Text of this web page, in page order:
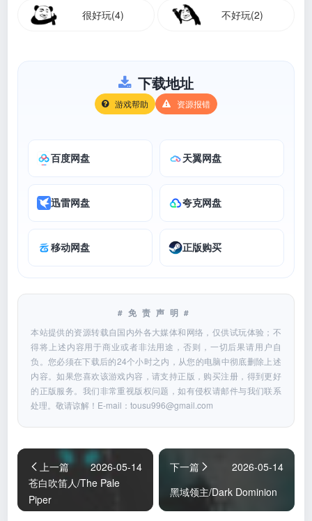
很好玩(4) 不好玩(2)
下载地址
游戏帮助 资源报错
百度网盘 天翼网盘
迅雷网盘 夸克网盘
移动网盘 正版购买
#免责声明#
本站提供的资源转载自国内外各大媒体和网络，仅供试玩体验；不
得将上述内容用于商业或者非法用途，否则，一切后果请用户自
负。您必须在下载后的24个小时之内，从您的电脑中彻底删除上述
内容。如果您喜欢该游戏内容，请支持正版，购买注册，得到更好
的正版服务。我们非常重视版权问题，如有侵权请邮件与我们联系
处理。敬请谅解！E-mail：tousu996@gmail.com
上一篇
2026-05-14
苍白吹笛人/The Pale
Piper
下一篇
2026-05-14
黑域领主/Dark Dominion